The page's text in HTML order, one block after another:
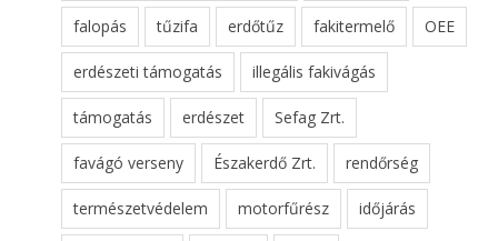
falopás tűzifa erdőtűz fakitermelő OEE
erdészeti támogatás illegális fakivágás
támogatás erdészet Sefag Zrt.
favágó verseny Északerdő Zrt. rendőrség
természetvédelem motorfűrész időjárás